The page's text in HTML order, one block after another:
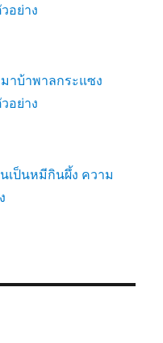
อย่าง
าบ้าพาลกระแซง
อย่าง
เป็นหมีกินผึ้ง ความ